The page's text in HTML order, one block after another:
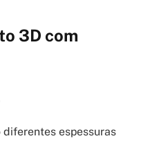
3D com
espessuras